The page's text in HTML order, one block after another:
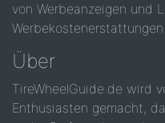
von Werbeanzeigen und
Über
TireWheelGuide.de wird
Enthusiasten gemacht,